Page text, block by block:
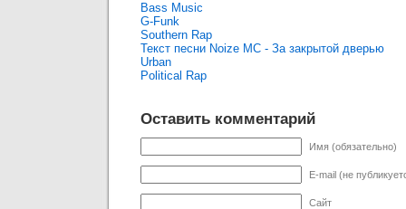
Bass Music
G-Funk
Southern Rap
Текст песни Noize MC - За закрытой дверью
Urban
Political Rap
Оставить комментарий
Имя (обязательно)
E-mail (не
Сайт